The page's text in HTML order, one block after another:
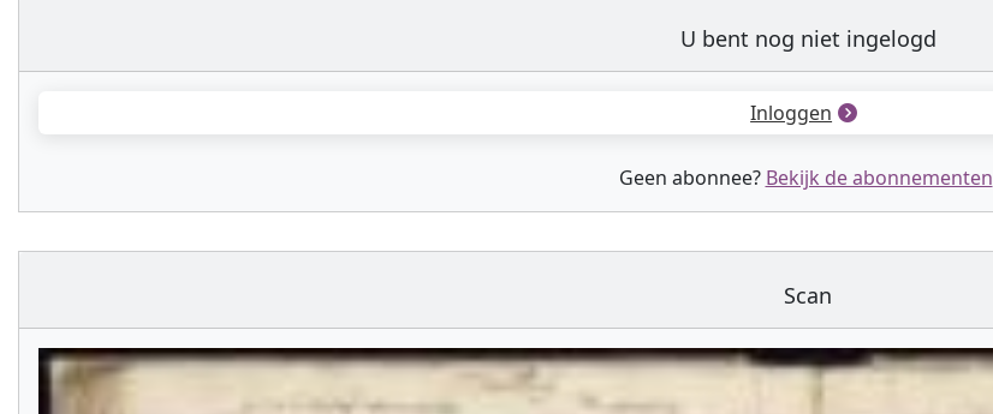
U bent nog niet ingelogd
Inloggen
Geen abonnee? Bekijk de abonnementen
Scan